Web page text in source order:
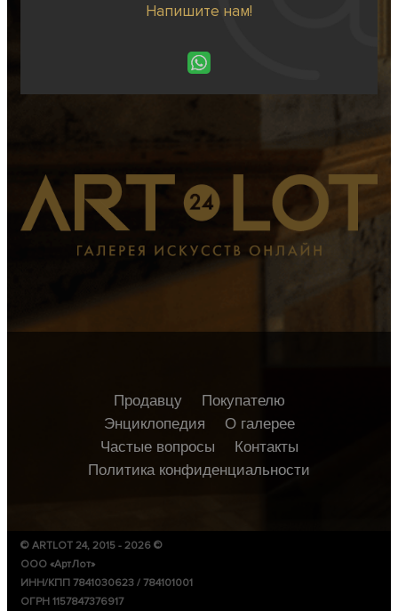
Напишите нам!
Продавцу
Покупателю
Энциклопедия
О галерее
Частые вопросы
Контакты
Политика конфиденциальности
© ARTLOT 24, 2015 - 2026 ©
ООО «АртЛот»
ИНН/КПП 7841030623 / 784101001
ОГРН 1157847376917